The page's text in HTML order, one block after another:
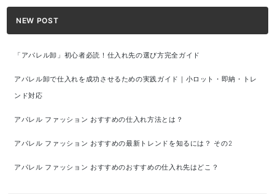
NEW POST
「アパレル卸」初心者必読！仕入れ先の選び方完全ガイド
アパレル卸で仕入れを成功させるための実践ガイド｜小ロット・即納・トレ
ンド対応
アパレル ファッション おすすめの仕入れ方法とは？
アパレル ファッション おすすめの最新トレンドを知るには？ その2
アパレル ファッション おすすめのおすすめの仕入れ先はどこ？